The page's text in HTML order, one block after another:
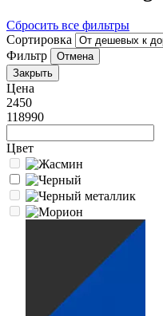
Сбросить все фильтры
Сортировка
Фильтр
Отмена
Закрыть
Цена
2450
118990
Цвет